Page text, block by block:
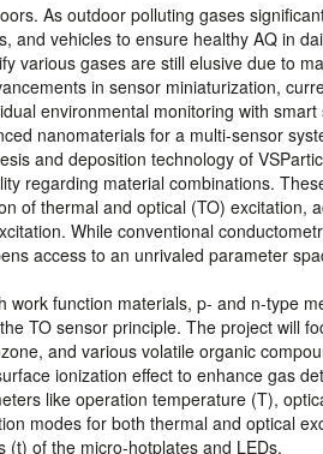
As outdoor polluting gases
and vehicles to ensure healthy AQ in
various gases are still elusive due to
in sensor miniaturization,
environmental monitoring with
nanomaterials for a multi-sensor
and deposition technology of
regarding material combinations.
of thermal and optical (TO) excitation,
While conventional
access to an unrivaled parameter
work function materials, p- and n-type
TO sensor principle. The project will
and various volatile organic
ionization effect to enhance gas
like operation temperature (T),
modes for both thermal and optical
(t) of the micro-hotplates and LEDs.